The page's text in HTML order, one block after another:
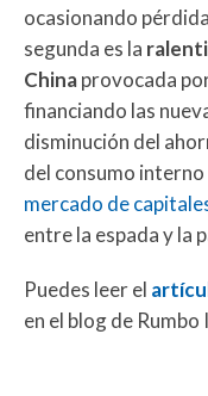
ocasionando
segunda es la
Chinaprovocada
financiando las
disminución del
del consumo interno
mercado de
entre la espada y la
Puedes leer el
en el blog de